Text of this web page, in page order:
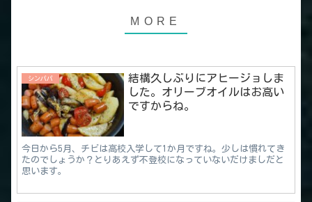
シンパパ
結構久しぶりにアヒージョしま
した。オリーブオイルはお高い
ですからね。
今日から5月、チビは高校入学して1か月ですね。少しは慣れてき
たのでしょうか？とりあえず不登校になっていないだけましだと
思います。